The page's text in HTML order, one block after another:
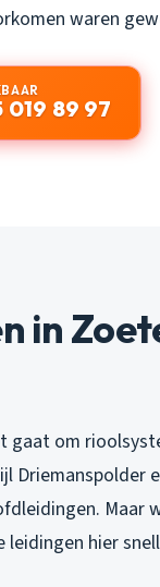
waren
019 89 97
in
gaat om
Driemanspolder
Maar
hier